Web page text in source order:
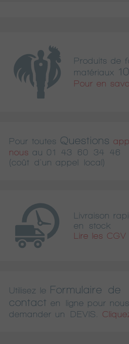
Produits de
matériaux
Pour en
Pour toutes Questions
nous au 01 43 60 34 46
(coût d'un appel local)
Livraison
en stock
Lire les CGV
Utilisez le Formulaire de
contact en ligne pour nous
demander un DEVIS.